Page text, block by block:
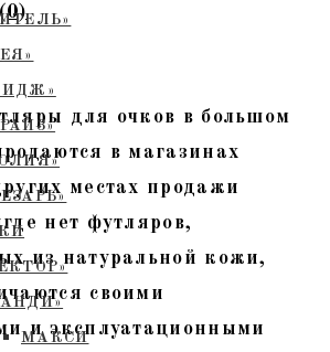
МАКСИ
для очков в большом
в магазинах
местах продажи
нет футляров,
из натуральной кожи,
своими
и эксплуатационными